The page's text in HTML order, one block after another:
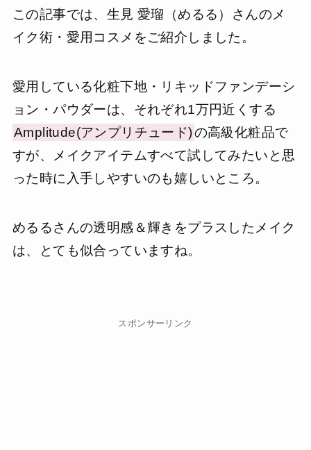
この記事では、生見 愛瑠（めるる）さんのメ
イク術・愛用コスメをご紹介しました。
愛用している化粧下地・リキッドファンデーシ
ョン・パウダーは、それぞれ1万円近くする
Amplitude(アンプリチュード)の高級化粧品で
すが、メイクアイテムすべて試してみたいと思
った時に入手しやすいのも嬉しいところ。
めるるさんの透明感＆輝きをプラスしたメイク
は、とても似合っていますね。
スポンサーリンク